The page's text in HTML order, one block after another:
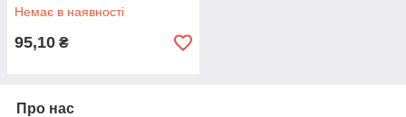
Немає в наявності
95,10 ₴
Про нас